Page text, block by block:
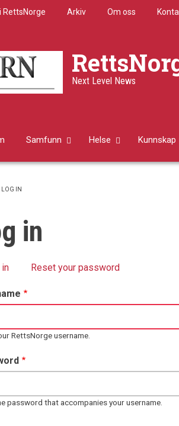
i RettsNorge Arkiv Om oss
Next Level News
Samfunn Helse Kunnskap
LOG IN
in
in (active tab)
Reset your password
RettsNorge username.
password that accompanies your username.